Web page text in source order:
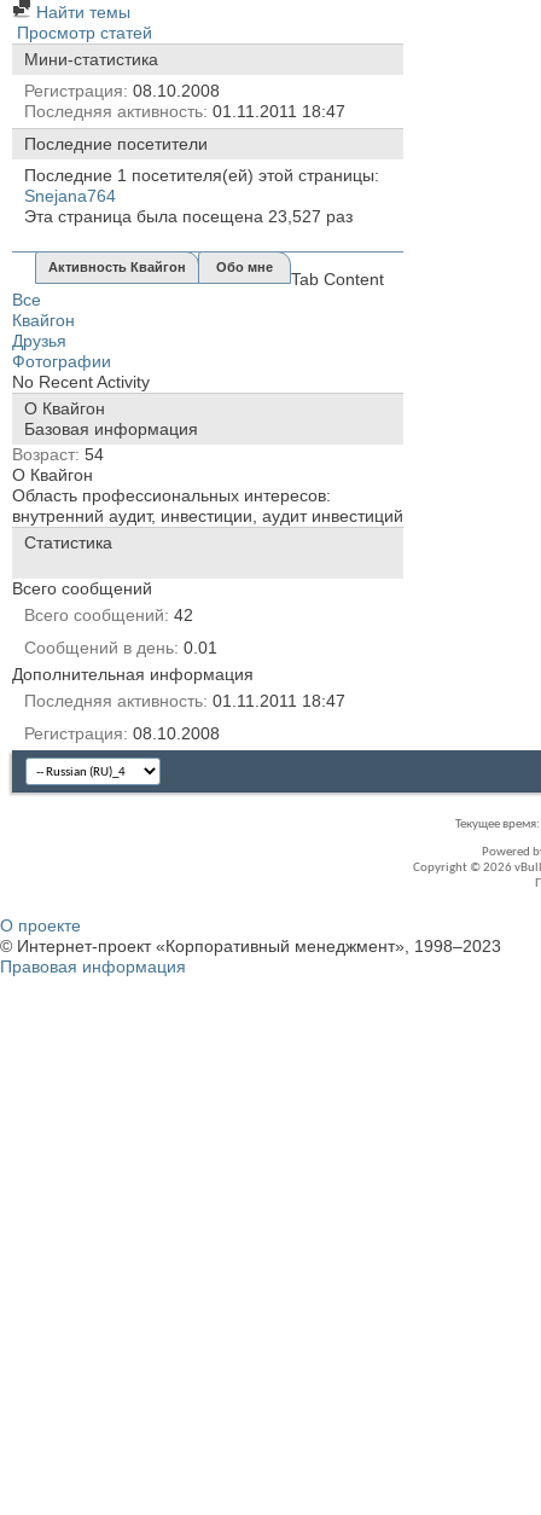
Найти темы
Просмотр статей
Мини-статистика
Регистрация 08.10.2008
Последняя активность 01.11.2011 18:47
Последние посетители
Последние 1 посетителя(ей) этой страницы:
Snejana764
Эта страница была посещена 23,527 раз
Активность Квайгон Обо мне
Tab Content
Все
Квайгон
Друзья
Фотографии
No Recent Activity
О Квайгон
Базовая информация
Возраст 54
О Квайгон
Область профессиональных интересов:
внутренний аудит, инвестиции, аудит инвестиций
Статистика
Всего сообщений
Всего сообщений 42
Сообщений в день 0.01
Дополнительная информация
Последняя активность 01.11.2011 18:47
Регистрация 08.10.2008
Текущее время:
Powered
Copyright © 2026
О проекте
© Интернет-проект «Корпоративный менеджмент», 1998–2023
Правовая информация